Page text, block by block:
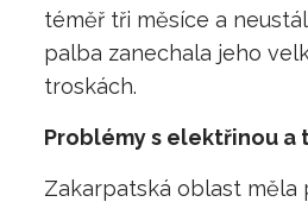
téměř tři měsíce a
palba zanechala jeho
troskách.
Problémy s elektřinou a
Zakarpatská oblast měla